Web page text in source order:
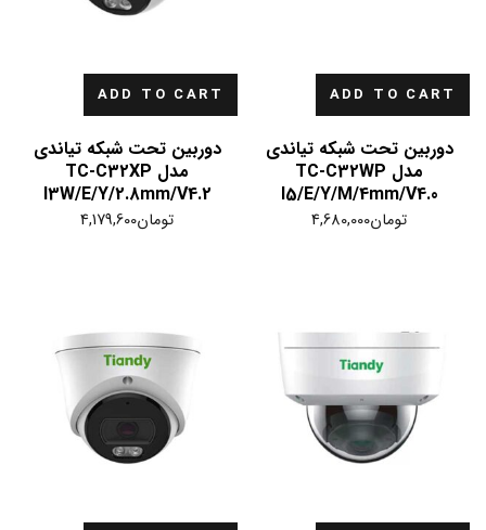
ADD TO CART
دوربین تحت شبکه تیاندی
مدل TC-C32WP
I5/E/Y/M/4mm/V4.0
تومان4,680,000
ADD TO CART
دوربین تحت شبکه تیاندی
مدل TC-C32XP
I3W/E/Y/2.8mm/V4.2
تومان4,179,600